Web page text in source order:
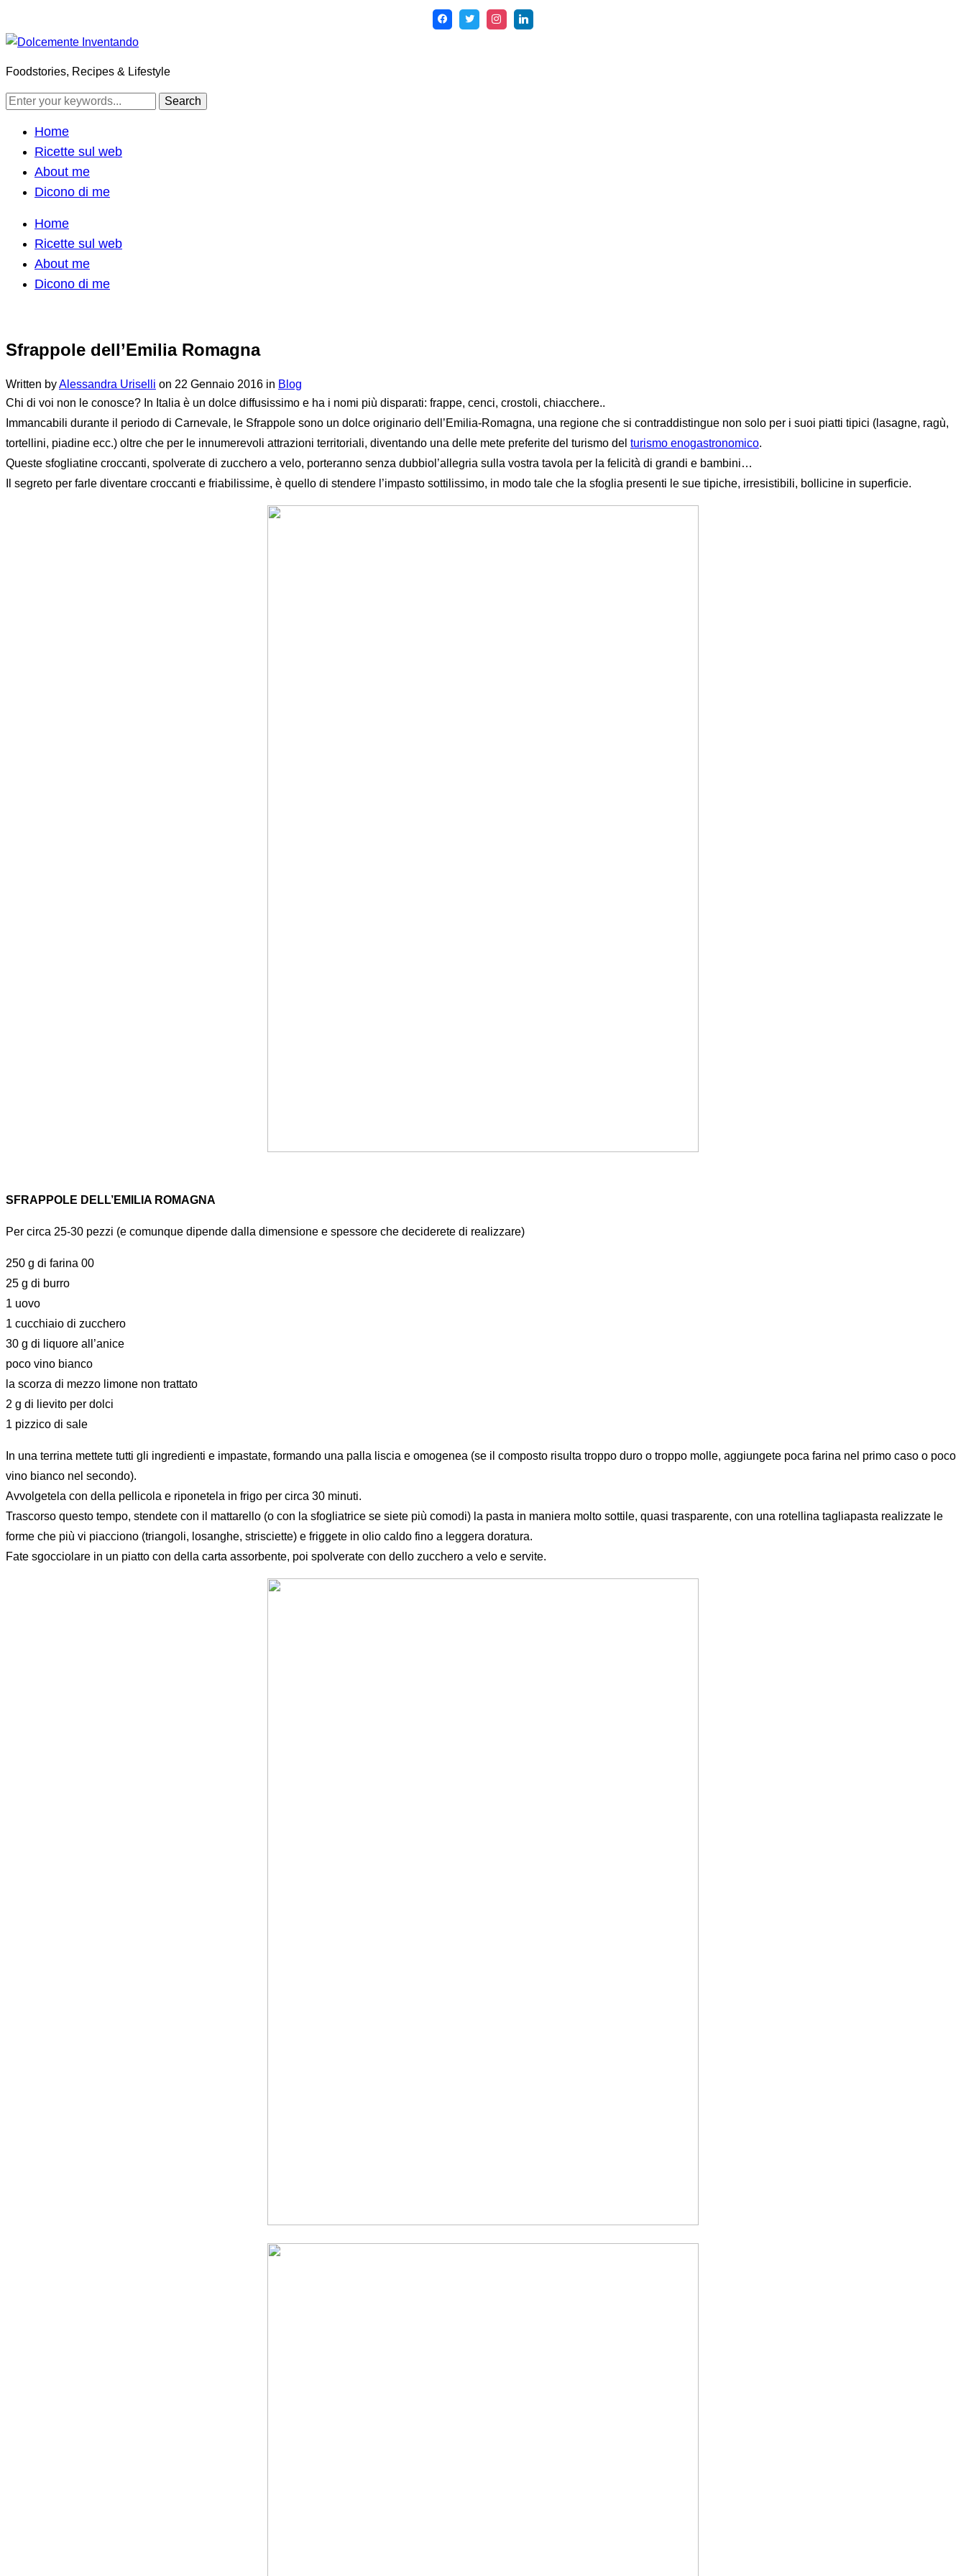
Foodstories, Recipes & Lifestyle
Home
Ricette sul web
About me
Dicono di me
Home
Ricette sul web
About me
Dicono di me
Sfrappole dell’Emilia Romagna
Written byAlessandra Uriselli on 22 Gennaio 2016 in Blog
Chi di voi non le conosce? In Italia è un dolce diffusissimo e ha i nomi più disparati: frappe, cenci, crostoli, chiacchere..
Immancabili durante il periodo di Carnevale, le Sfrappole sono un dolce originario dell’Emilia-Romagna, una regione che si contraddistingue non solo per i suoi piatti tipici (lasagne, ragù,
tortellini, piadine ecc.) oltre che per le innumerevoli attrazioni territoriali, diventando una delle mete preferite del turismo del turismo enogastronomico.
Queste sfogliatine croccanti, spolverate di zucchero a velo, porteranno senza dubbiol’allegria sulla vostra tavola per la felicità di grandi e bambini…
Il segreto per farle diventare croccanti e friabilissime, è quello di stendere l’impasto sottilissimo, in modo tale che la sfoglia presenti le sue tipiche, irresistibili, bollicine in superficie.
SFRAPPOLE DELL’EMILIA ROMAGNA
Per circa 25-30 pezzi (e comunque dipende dalla dimensione e spessore che deciderete di realizzare)
250 g di farina 00
25 g di burro
1 uovo
1 cucchiaio di zucchero
30 g di liquore all’anice
poco vino bianco
la scorza di mezzo limone non trattato
2 g di lievito per dolci
1 pizzico di sale
In una terrina mettete tutti gli ingredienti e impastate, formando una palla liscia e omogenea (se il composto risulta troppo duro o troppo molle, aggiungete poca farina nel primo caso o poco
vino bianco nel secondo).
Avvolgetela con della pellicola e riponetela in frigo per circa 30 minuti.
Trascorso questo tempo, stendete con il mattarello (o con la sfogliatrice se siete più comodi) la pasta in maniera molto sottile, quasi trasparente, con una rotellina tagliapasta realizzate le
forme che più vi piacciono (triangoli, losanghe, strisciette) e friggete in olio caldo fino a leggera doratura.
Fate sgocciolare in un piatto con della carta assorbente, poi spolverate con dello zucchero a velo e servite.